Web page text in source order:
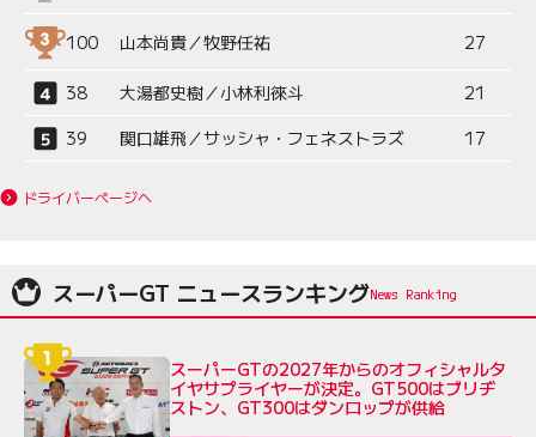
100 山本尚貴／牧野任祐 27
38 大湯都史樹／小林利徠斗
21
39
関口雄飛／サッシャ・フェネストラズ 17
ドライバーページへ
スーパーGT ニュースランキング
スーパーGTの2027年からのオフィシャルタ
イヤサプライヤーが決定。GT500はブリヂ
ストン、GT300はダンロップが供給